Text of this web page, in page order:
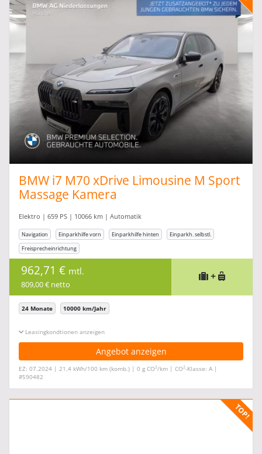
BMW i7 M70 xDrive Limousine M Sport
Massage Kamera
Elektro | 659 PS | 10066 km | Automatik
Navigation Einparkhilfe vorn Einparkhilfe hinten
Einparkh. selbstl.
Freisprecheinrichtung
962,71 € mtl.
809,00 € netto
+
24 Monate 10000 km/Jahr
Leasingkonditionen ein-/ausblenden
Angebot anzeigen
EZ: 07.2024 | 21,4 kWh/100 km (komb.) | 0 g CO2/km | CO2-Klasse: A |
#590482